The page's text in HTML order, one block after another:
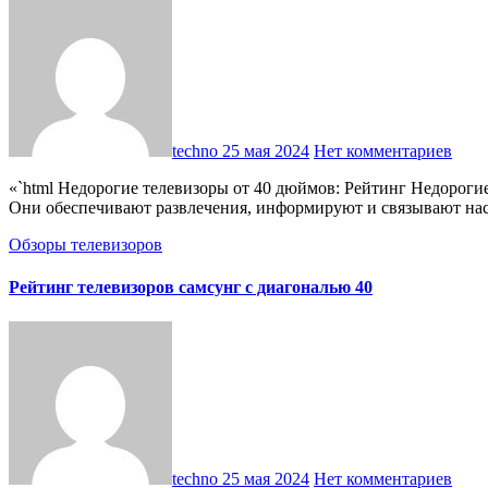
techno 25 мая 2024 Нет комментариев
«`html Недорогие телевизоры от 40 дюймов: Рейтинг Недорогие телевизоры от 40 дюймов: Рейтинг Введение В современном мире телевизоры являются неотъемлемой частью нашего быта.
Они обеспечивают развлечения, информируют и связывают
Обзоры телевизоров
Рейтинг телевизоров самсунг с диагональю 40
techno 25 мая 2024 Нет комментариев